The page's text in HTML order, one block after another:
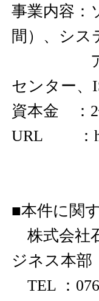
事業内容：
間）、シス
アウト
センター、
資本金 ：2
URL ：
■本件に関
株式会社
ジネス本部
TEL ：